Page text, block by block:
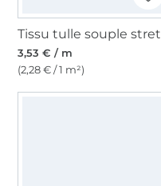
3,53 € / m
(2,28 € / 1 m²)